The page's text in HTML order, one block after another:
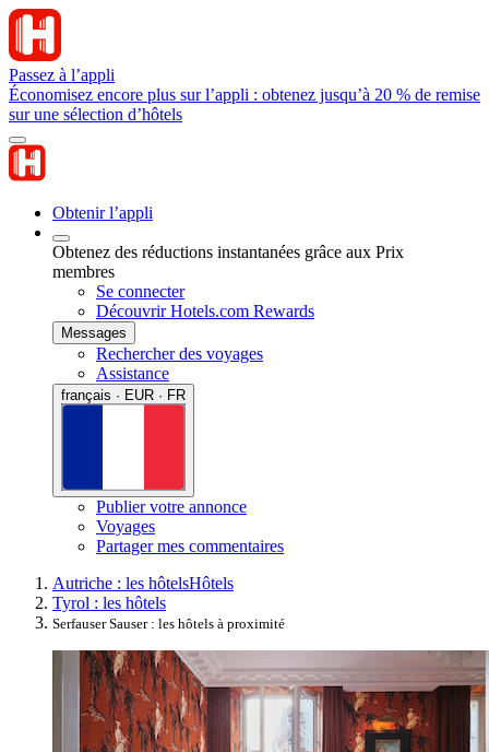
Passez à l’appli
Économisez encore plus sur l’appli : obtenez jusqu’à 20 % de remise
sur une sélection d’hôtels
Obtenir l’appli
Obtenez des réductions instantanées grâce aux Prix
membres
Se connecter
Découvrir Hotels.com Rewards
Messages
Rechercher des voyages
Assistance
français · EUR · FR
Publier votre annonce
Voyages
Partager mes commentaires
Autriche : les hôtelsHôtels
Tyrol : les hôtels
Serfauser Sauser : les hôtels à proximité